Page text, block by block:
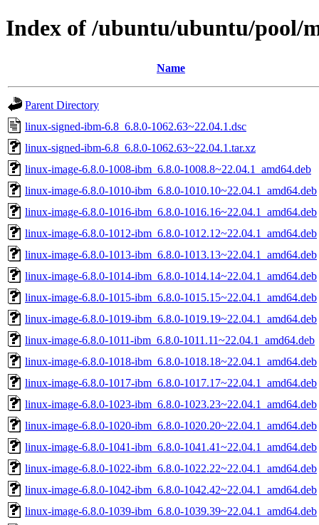
Index of /ubuntu/ubuntu/pool/
Name
Parent Directory
linux-signed-ibm-6.8_6.8.0-1062.63~22.04.1.dsc
linux-signed-ibm-6.8_6.8.0-1062.63~22.04.1.tar.xz
linux-image-6.8.0-1008-ibm_6.8.0-1008.8~22.04.1_amd64.deb
linux-image-6.8.0-1010-ibm_6.8.0-1010.10~22.04.1_amd64.deb
linux-image-6.8.0-1016-ibm_6.8.0-1016.16~22.04.1_amd64.deb
linux-image-6.8.0-1012-ibm_6.8.0-1012.12~22.04.1_amd64.deb
linux-image-6.8.0-1013-ibm_6.8.0-1013.13~22.04.1_amd64.deb
linux-image-6.8.0-1014-ibm_6.8.0-1014.14~22.04.1_amd64.deb
linux-image-6.8.0-1015-ibm_6.8.0-1015.15~22.04.1_amd64.deb
linux-image-6.8.0-1019-ibm_6.8.0-1019.19~22.04.1_amd64.deb
linux-image-6.8.0-1011-ibm_6.8.0-1011.11~22.04.1_amd64.deb
linux-image-6.8.0-1018-ibm_6.8.0-1018.18~22.04.1_amd64.deb
linux-image-6.8.0-1017-ibm_6.8.0-1017.17~22.04.1_amd64.deb
linux-image-6.8.0-1023-ibm_6.8.0-1023.23~22.04.1_amd64.deb
linux-image-6.8.0-1020-ibm_6.8.0-1020.20~22.04.1_amd64.deb
linux-image-6.8.0-1041-ibm_6.8.0-1041.41~22.04.1_amd64.deb
linux-image-6.8.0-1022-ibm_6.8.0-1022.22~22.04.1_amd64.deb
linux-image-6.8.0-1042-ibm_6.8.0-1042.42~22.04.1_amd64.deb
linux-image-6.8.0-1039-ibm_6.8.0-1039.39~22.04.1_amd64.deb